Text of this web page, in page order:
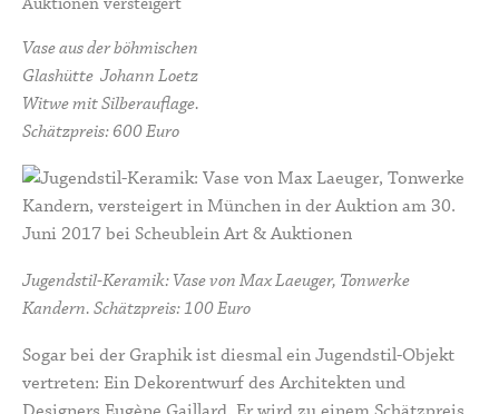
Vase aus der böhmischen
Glashütte Johann Loetz
Witwe mit Silberauflage.
Schätzpreis: 600 Euro
Jugendstil-Keramik: Vase von Max Laeuger, Tonwerke
Kandern. Schätzpreis: 100 Euro
Sogar bei der Graphik ist diesmal ein Jugendstil-Objekt
vertreten: Ein Dekorentwurf des Architekten und